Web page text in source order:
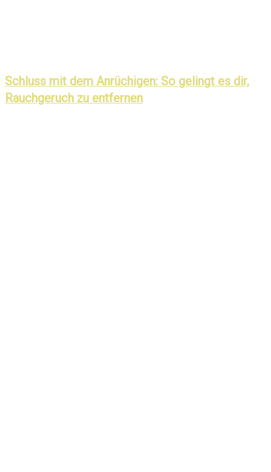
Schluss mit dem Anrüchigen: So gelingt es dir,
Rauchgeruch zu entfernen